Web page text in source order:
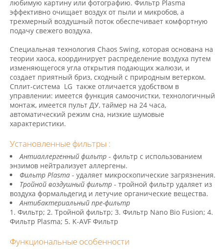
любимую картину или фотографию. Фильтр Plasma
эффективно очищает воздух от пыли и микробов, а
трехмерный воздушный поток обеспечивает комфортную
подачу свежего воздуха.
Специальная технология Chaos Swing, которая основана на
теории хаоса, координирует распределение воздуха путем
изменяющегося угла открытия подающих жалюзи, и
создает приятный бриз, сходный с природным ветерком.
Сплит-система LG также отличается удобством в
управлении: имеется функция самоочистки, технологичный
монтаж, имеется пульт ДУ, таймер на 24 часа,
автоматический pежим сна, низкие шумовые
характеристики.
Установленные фильтры :
Антиаллергенный фильтр - фильтр с использованием
энзимов нейтрализует аллергены.
Фильтр Plasma - удаляет микроскопические загрязнения.
Тройной воздушный фильтр - тройной фильтр удаляет из
воздуха формальдегид и летучие органические вещества.
Антибактериальный пре-фильтр
1. Фильтр; 2. Тройной фильтр; 3. Фильтр Nano Bio Fusion; 4.
Фильтр Plasma; 5. K-AVF Фильтр
Функциональные особенности